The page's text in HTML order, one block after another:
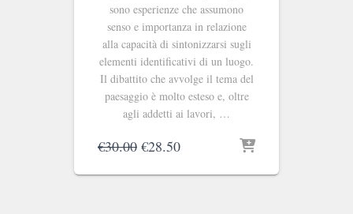
sono esperienze che assumono
senso e importanza in relazione
alla capacità di sintonizzarsi sugli
elementi identificativi di un luogo.
Il dibattito che avvolge il tema del
paesaggio è molto esteso e, oltre
agli addetti ai lavori, …
€30.00 Il
originale
€28.50Il
attuale